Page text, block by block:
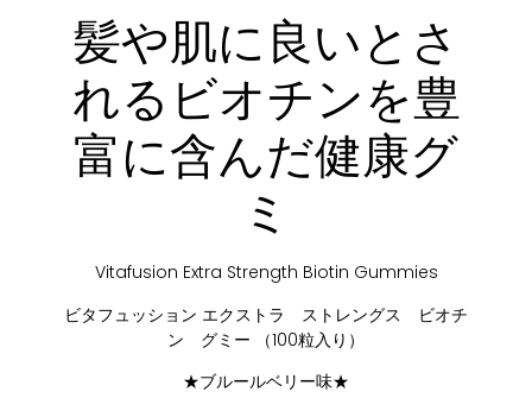
髪や肌に良いとさ
れるビオチンを豊
富に含んだ健康グ
ミ
Vitafusion Extra Strength Biotin Gummies
ビタフュッション エクストラ ストレングス ビオチ
ン グミー （100粒入り）
★ブルールベリー味★